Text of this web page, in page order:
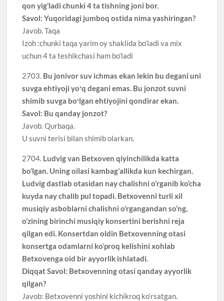
qon yig‘ladi chunki 4 ta tishning joni bor.
Savol: Yuqoridagi jumboq ostida nima yashiringan?
Javob. Taqa
Izoh :chunki taqa yarim oy shaklida bo‘ladi va mix
uchun 4 ta teshikchasi ham bo‘ladi
2703. Bu jonivor suv ichmas ekan lekin bu degani uni
suvga ehtiyoji yoʻq degani emas. Bu jonzot suvni
shimib suvga boʻlgan ehtiyojini qondirar ekan.
Savol: Bu qanday jonzot?
Javob. Qurbaqa.
U suvni terisi bilan shimib olarkan.
2704. Ludvig van Betxoven qiyinchilikda katta
bo’lgan. Uning oilasi kambag’allikda kun kechirgan.
Ludvig dastlab otasidan nay chalishni o’rganib ko’cha
kuyda nay chalib pul topadi. Betxovenni turli xil
musiqiy asboblarni chalishni o’rgangandan so’ng,
o’zining birinchi musiqiy konsertini berishni reja
qilgan edi. Konsertdan oldin Betxovenning otasi
konsertga odamlarni ko’proq kelishini xohlab
Betxovenga oid bir ayyorlik ishlatadi.
Diqqat Savol: Betxovenning otasi qanday ayyorlik
qilgan?
Javob: Betxovenni yoshini kichikroq ko‘rsatgan.